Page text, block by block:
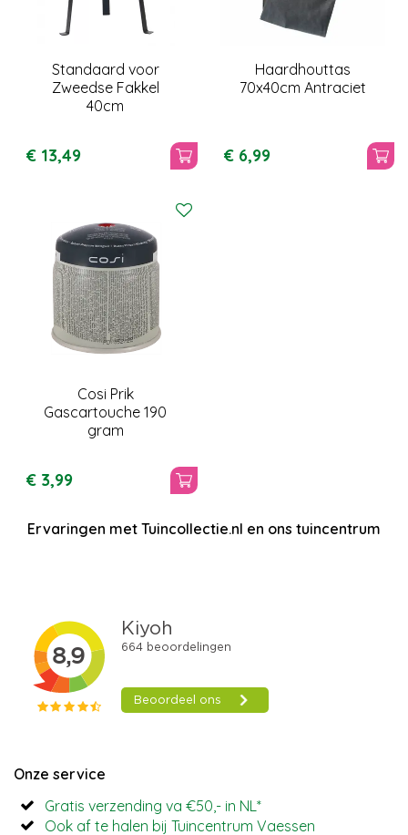
Standaard voor
Zweedse Fakkel
40cm
€ 13,49
Haardhouttas
70x40cm Antraciet
€ 6,99
Cosi Prik
Gascartouche 190
gram
€ 3,99
Ervaringen met Tuincollectie.nl en ons tuincentrum
Onze service
Gratis verzending va €50,- in NL*
Ook af te halen bij Tuincentrum Vaessen